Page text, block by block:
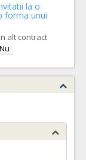
la o
forma unui
alt contract
Nu